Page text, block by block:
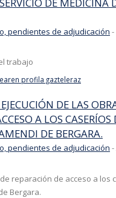
pendientes de adjudicación -
trabajo
profila gazteleraz
DE LAS
A LOS CASERÍOS
DE BERGARA.
pendientes de adjudicación -
reparación de acceso a los
Bergara.